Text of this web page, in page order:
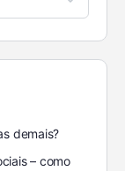
demais?
– como